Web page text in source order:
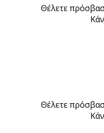
Θέλετε
Θέλετε